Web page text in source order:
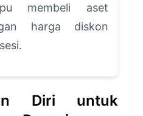
membeli aset
harga diskon
Diri untuk